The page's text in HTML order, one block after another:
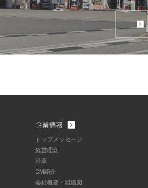
企業情報
トップメッセージ
経営理念
沿革
CM紹介
会社概要・組織図